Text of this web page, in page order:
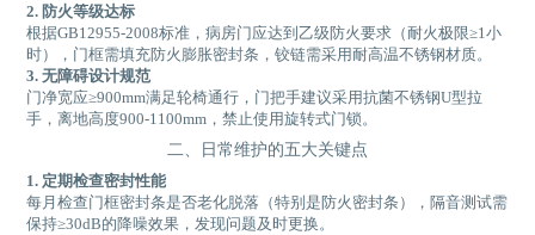
2. 防火等级达标
根据GB12955-2008标准，病房门应达到乙级防火要求（耐火极限≥1小
时），门框需填充防火膨胀密封条，铰链需采用耐高温不锈钢材质。
3. 无障碍设计规范
门净宽应≥900mm满足轮椅通行，门把手建议采用抗菌不锈钢U型拉
手，离地高度900-1100mm，禁止使用旋转式门锁。
二、日常维护的五大关键点
1. 定期检查密封性能
每月检查门框密封条是否老化脱落（特别是防火密封条），隔音测试需
保持≥30dB的降噪效果，发现问题及时更换。